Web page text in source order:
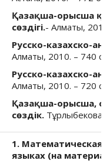
Қазақша-орысша
сөздігі.- Алматы,
Русско-казахско-
Алматы, 2010. – 740 с.
Русско-казахско-
Алматы, 2010. – 720 с.
Қазақша-орысша,
сөздік. Тұрлыбекова
1. Математическая
языках (на